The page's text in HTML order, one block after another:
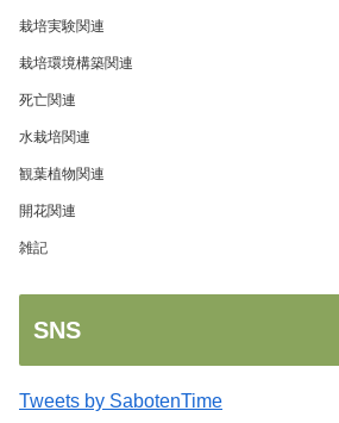
栽培実験関連
栽培環境構築関連
死亡関連
水栽培関連
観葉植物関連
開花関連
雑記
SNS
Tweets by SabotenTime